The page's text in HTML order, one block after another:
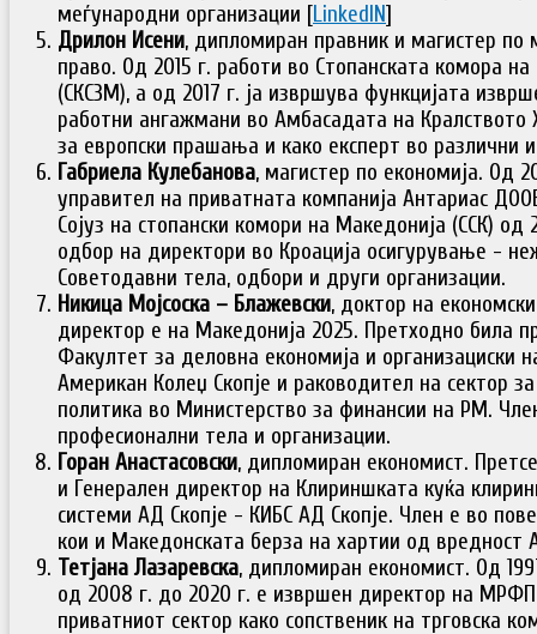
меѓународни организации [LinkedIN]
Дрилон Исени, дипломиран правник и магистер по
право. Од 2015 г. работи во Стопанската комора
(СКСЗМ), а од 2017 г. ја извршува функцијата
работни ангажмани во Амбасадата на Кралството
за европски прашања и како експерт во различни
Габриела Кулебанова, магистер по економија. Од
управител на приватната компанија Антариас
Сојуз на стопански комори на Македонија (ССК) од
одбор на директори во Кроација осигурување -
Советодавни тела, одбори и други организации.
Никица Мојсоска – Блажевски, доктор на
директор е на Македонија 2025. Претходно била
Факултет за деловна економија и организациски
Американ Колеџ Скопје и раководител на сектор
политика во Министерство за финансии на РМ.
професионални тела и организации.
Горан Анастасовски, дипломиран економист.
и Генерален директор на Клириншката куќа
системи АД Скопје - КИБС АД Скопје. Член е во
кои и Македонската берза на хартии од вредност
Тетјана Лазаревска, дипломиран економист. Од
од 2008 г. до 2020 г. е извршен директор на
приватниот сектор како сопственик на трговска